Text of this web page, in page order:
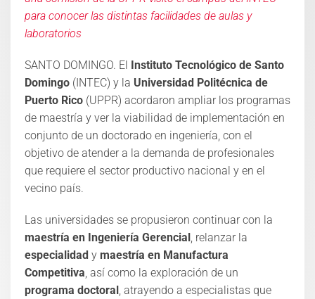
para conocer las distintas facilidades de aulas y
laboratorios
SANTO DOMINGO. El
Instituto Tecnológico de Santo
Domingo (INTEC) y la Universidad Politécnica de
Puerto Rico (UPPR) acordaron ampliar los programas
de maestría y ver la viabilidad de implementación en
conjunto de un doctorado en ingeniería, con el
objetivo de atender a la demanda de profesionales
que requiere el sector productivo nacional y en el
vecino país.
Las universidades se propusieron continuar con la
maestría en Ingeniería Gerencial , relanzar la
especialidad y maestría en Manufactura
Competitiva, así como la exploración de un
programa doctoral , atrayendo a especialistas que